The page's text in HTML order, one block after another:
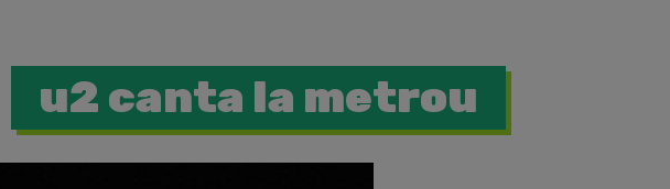
u2 canta la metrou